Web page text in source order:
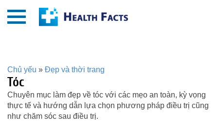
Chủ yếu » Đẹp và thời trang
Tóc
Chuyên mục làm đẹp về tóc với các mẹo an toàn, kỳ vọng
thực tế và hướng dẫn lựa chọn phương pháp điều trị cũng
như chăm sóc sau điều trị.